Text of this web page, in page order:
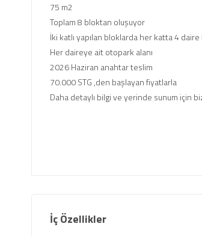
75 m2
Toplam 8 bloktan oluşuyor
İki katlı yapılan bloklarda her katta 4 daire
Her daireye ait otopark alanı
2026 Haziran anahtar teslim
70.000 STG ,den başlayan fiyatlarla
Daha detaylı bilgi ve yerinde sunum için
İç Özellikler